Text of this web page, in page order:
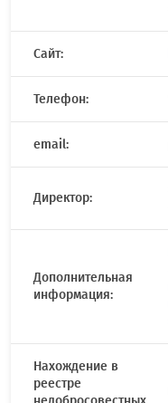
Сайт:
Телефон:
email:
Директор:
Дополнительная
информация:
Нахождение в
реестре